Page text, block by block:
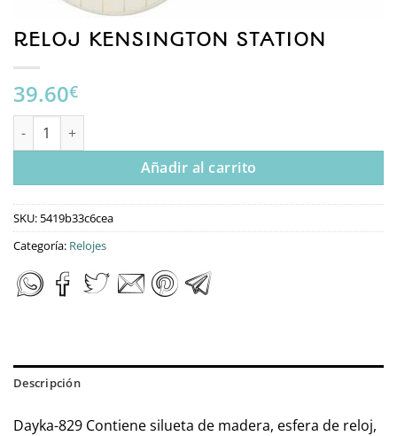
RELOJ KENSINGTON STATION
39.60€
RELOJ KENSINGTON STATION cantidad
Añadir al carrito
SKU: 5419b33c6cea
Categoría: Relojes
Descripción
Dayka-829 Contiene silueta de madera, esfera de reloj,